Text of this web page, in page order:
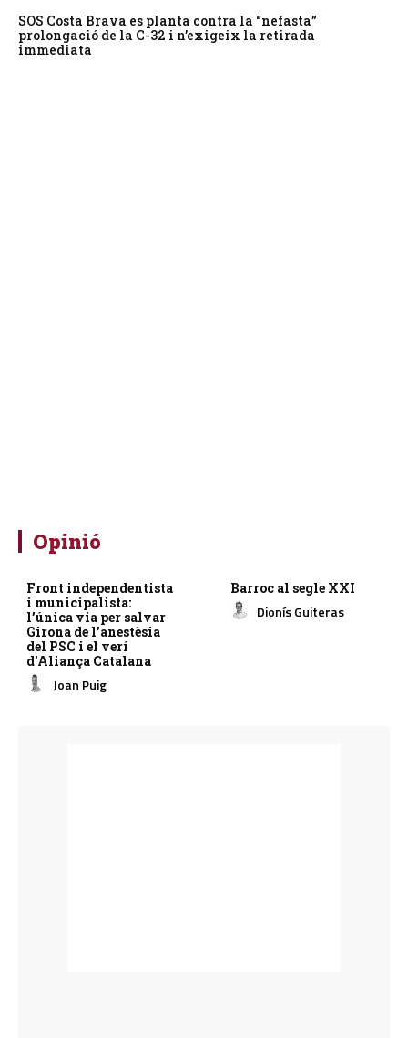
SOS Costa Brava es planta contra la “nefasta”
prolongació de la C-32 i n’exigeix la retirada
immediata
Opinió
Front independentista
i municipalista:
l’única via per salvar
Girona de l’anestèsia
del PSC i el verí
d’Aliança Catalana
Joan Puig
Barroc al segle XXI
Dionís Guiteras